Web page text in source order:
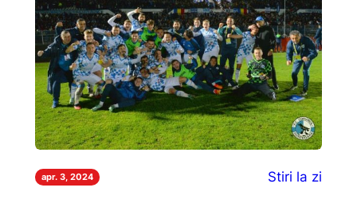
apr. 3, 2024 Stiri la zi